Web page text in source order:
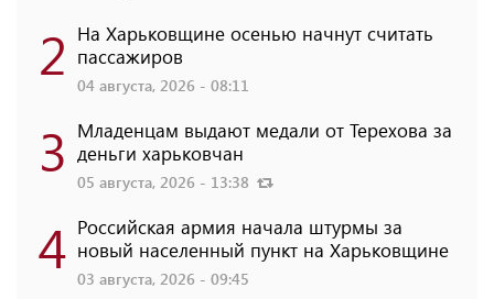
2 На Харьковщине осенью начнут считать
пассажиров
04 августа, 2026 - 08:11
3 Младенцам выдают медали от Терехова за
деньги харьковчан
05 августа, 2026 - 13:38
4 Российская армия начала штурмы за
новый населенный пункт на Харьковщине
03 августа, 2026 - 09:45